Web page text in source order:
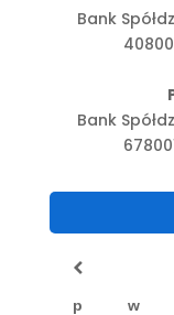
Bank
Bank
p w